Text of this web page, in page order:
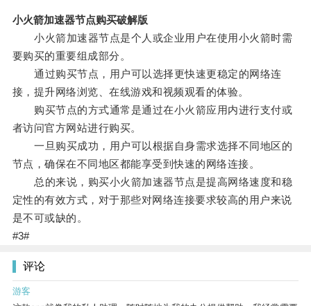
小火箭加速器节点购买破解版
小火箭加速器节点是个人或企业用户在使用小火箭时需
要购买的重要组成部分。
通过购买节点，用户可以选择更快速更稳定的网络连
接，提升网络浏览、在线游戏和视频观看的体验。
购买节点的方式通常是通过在小火箭应用内进行支付或
者访问官方网站进行购买。
一旦购买成功，用户可以根据自身需求选择不同地区的
节点，确保在不同地区都能享受到快速的网络连接。
总的来说，购买小火箭加速器节点是提高网络速度和稳
定性的有效方式，对于那些对网络连接要求较高的用户来说
是不可或缺的。
#3#
评论
游客